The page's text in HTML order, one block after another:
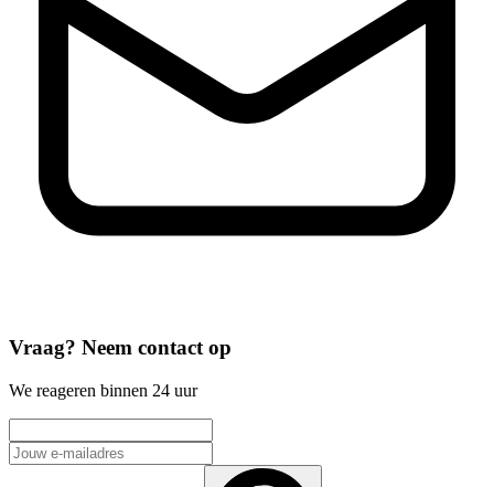
Vraag? Neem contact op
We reageren binnen 24 uur